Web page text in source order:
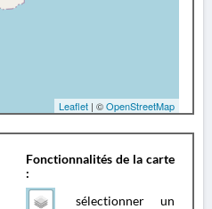
Leaflet | ©OpenStreetMap
Fonctionnalités de la carte
:
sélectionner un